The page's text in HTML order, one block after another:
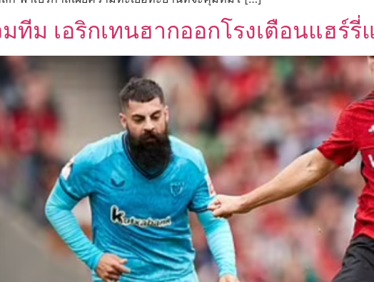
ทีม เอริกเทนฮากออกโรงเตือนแฮร์รี่